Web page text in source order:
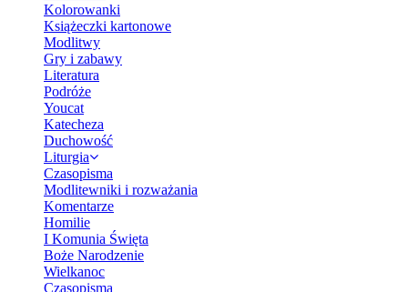
Kolorowanki
Książeczki kartonowe
Modlitwy
Gry i zabawy
Literatura
Podróże
Youcat
Katecheza
Duchowość
Liturgia
Czasopisma
Modlitewniki i rozważania
Komentarze
Homilie
I Komunia Święta
Boże Narodzenie
Wielkanoc
Czasopisma